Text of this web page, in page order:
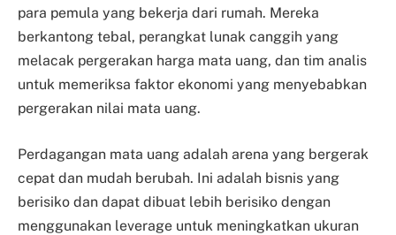
para pemula yang bekerja dari rumah. Mereka
berkantong tebal, perangkat lunak canggih yang
melacak pergerakan harga mata uang, dan tim analis
untuk memeriksa faktor ekonomi yang menyebabkan
pergerakan nilai mata uang.
Perdagangan mata uang adalah arena yang bergerak
cepat dan mudah berubah. Ini adalah bisnis yang
berisiko dan dapat dibuat lebih berisiko dengan
menggunakan leverage untuk meningkatkan ukuran